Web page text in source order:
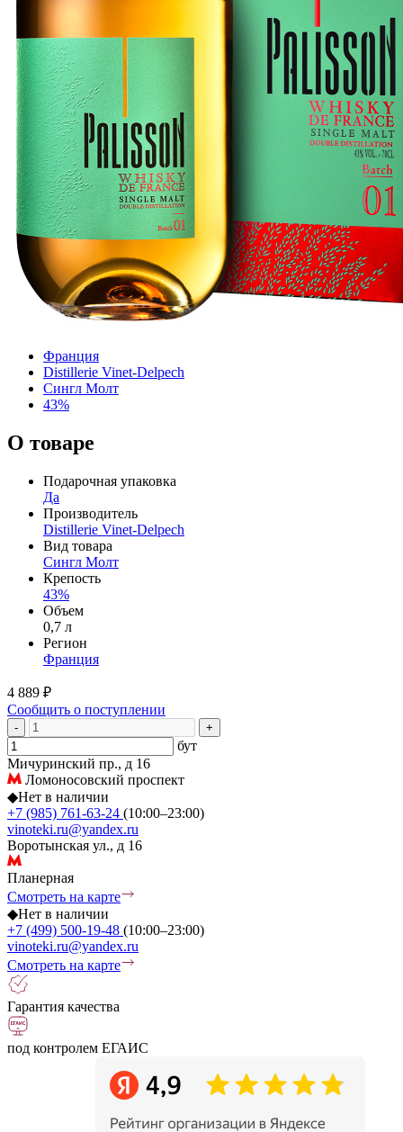
Франция
Distillerie Vinet-Delpech
Сингл Молт
43%
О товаре
Подарочная упаковка
Да
Производитель
Distillerie Vinet-Delpech
Вид товара
Сингл Молт
Крепость
43%
Объем
0,7 л
Регион
Франция
4 889 ₽
Сообщить о поступлении
- +
бут
Мичуринский пр., д 16
Ломоносовский проспект
◆Нет в наличии
+7 (985) 761-63-24 (10:00–23:00)
vinoteki.ru@yandex.ru
Воротынская ул., д 16
Планерная
Смотреть на карте
◆Нет в наличии
+7 (499) 500-19-48 (10:00–23:00)
vinoteki.ru@yandex.ru
Смотреть на карте
Гарантия качества
под контролем ЕГАИС